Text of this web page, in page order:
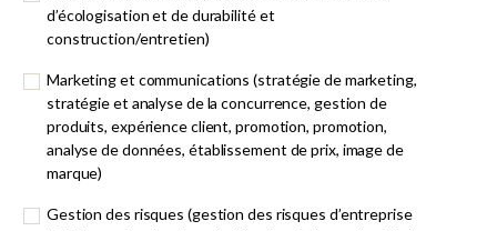
d’écologisation et de durabilité et
construction/entretien)
Marketing et communications (stratégie de marketing,
stratégie et analyse de la concurrence, gestion de
produits, expérience client, promotion, promotion,
analyse de données, établissement de prix, image de
marque)
Gestion des risques (gestion des risques d’entreprise